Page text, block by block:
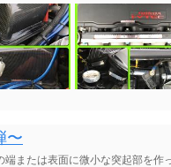
〜
または表面に微小な突起部を作